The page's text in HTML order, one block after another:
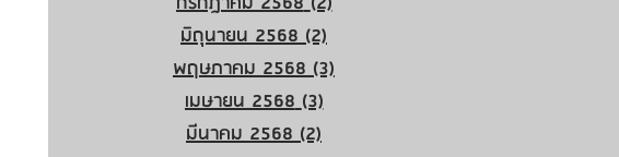
มิถุนายน 2568 (2)
พฤษภาคม 2568 (3)
เมษายน 2568 (3)3 กระทู้
มีนาคม 2568 (2)